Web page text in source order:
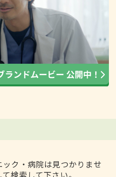
ク・病院は見つかりませ
検索して下さい。